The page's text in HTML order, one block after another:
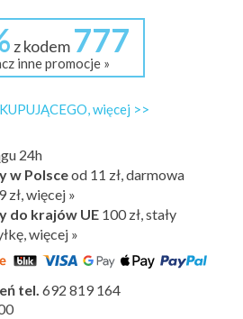
z kodem 777
inne promocje »
więcej >>
24h
w Polsceod 11 zł, darmowa
zł, więcej »
do krajów UE 100 zł, stały
więcej »
tel. 692 819 164